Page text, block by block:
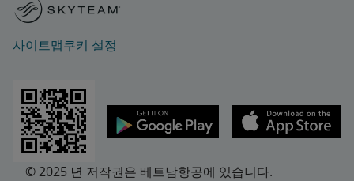
사이트맵쿠키 설정
© 2025 년 저작권은 베트남항공에 있습니다.